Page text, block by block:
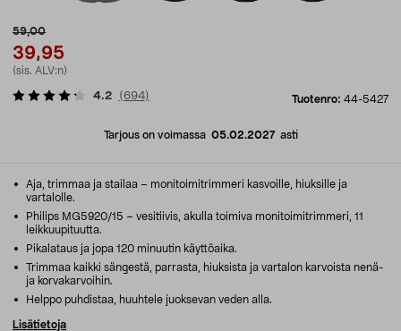
59,00
39,95
(sis. ALV:n)
Tuotenro: 44-5427
4.2 (694)
Tarjous on voimassa 05.02.2027asti
Aja, trimmaa ja stailaa – monitoimitrimmeri kasvoille, hiuksille ja
vartalolle.
Philips MG5920/15 – vesitiivis, akulla toimiva monitoimitrimmeri, 11
leikkuupituutta.
Pikalataus ja jopa 120 minuutin käyttöaika.
Trimmaa kaikki sängestä, parrasta, hiuksista ja vartalon karvoista nenä-
ja korvakarvoihin.
Helppo puhdistaa, huuhtele juoksevan veden alla.
Lisätietoja